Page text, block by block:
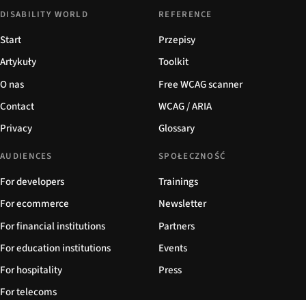
DISABILITY WORLD
Start
Artykuły
O nas
Contact
Privacy
REFERENCE
Przepisy
Toolkit
Free WCAG scanner
WCAG / ARIA
Glossary
AUDIENCES
For developers
For ecommerce
For financial institutions
For education institutions
For hospitality
For telecoms
SPOŁECZNOŚĆ
Trainings
Newsletter
Partners
Events
Press